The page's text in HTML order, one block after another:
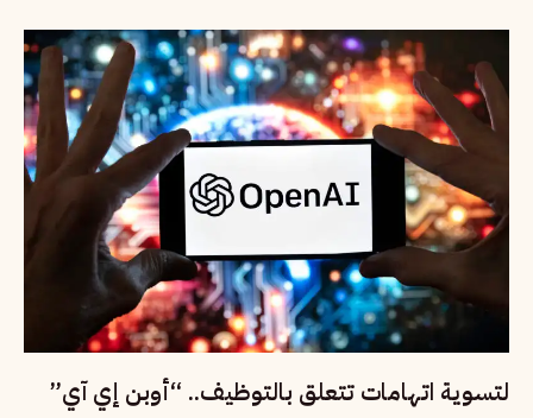
لتسوية اتهامات تتعلق بالتوظيف.. “أوبن إي آي”